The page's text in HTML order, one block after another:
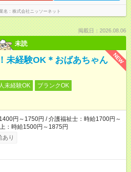
名 株式会社ニッソーネット
掲載日：2026.08.06
未読
NEW
未経験OK＊おばあちゃん
未経験OK
ブランクOK
円～1750円 / 介護福祉士：時給1700円～
：時給1500円～1875円
あり